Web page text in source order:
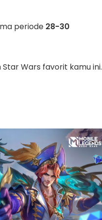
periode 28-30
Wars favorit kamu ini.